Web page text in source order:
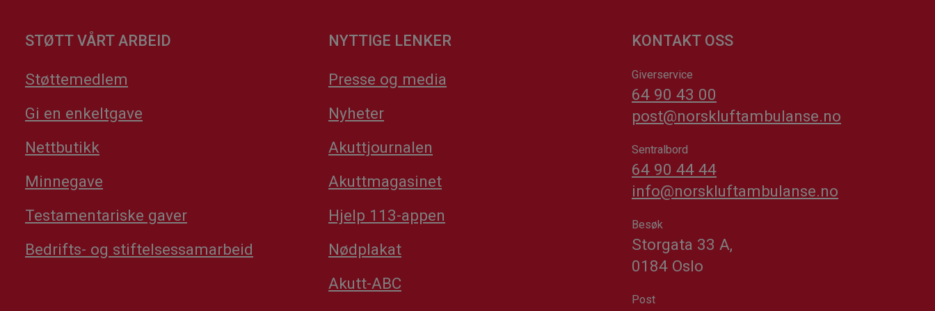
STØTT VÅRT ARBEID
Støttemedlem
Gi en enkeltgave
Nettbutikk
Minnegave
Testamentariske gaver
Bedrifts- og stiftelsessamarbeid
NYTTIGE LENKER
Presse og media
Nyheter
Akuttjournalen
Akuttmagasinet
Hjelp 113-appen
Nødplakat
Akutt-ABC
KONTAKT OSS
Giverservice
64 90 43 00
post@norskluftambulanse.no
Sentralbord
64 90 44 44
info@norskluftambulanse.no
Besøk
Storgata 33 A,
0184 Oslo
Post